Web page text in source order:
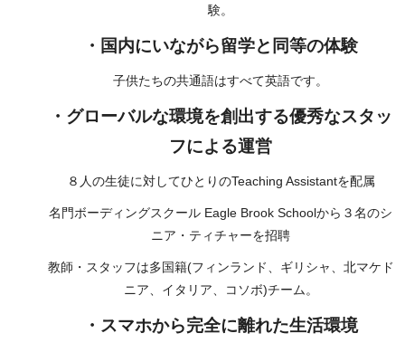
験。
・国内にいながら留学と同等の体験
子供たちの共通語はすべて英語です。
・グローバルな環境を創出する優秀なスタッ
フによる運営
８人の生徒に対してひとりのTeaching Assistantを配属
名門ボーディングスクール Eagle Brook Schoolから３名のシ
ニア・ティチャーを招聘
教師・スタッフは多国籍(フィンランド、ギリシャ、北マケド
ニア、イタリア、コソボ)チーム。
・スマホから完全に離れた生活環境